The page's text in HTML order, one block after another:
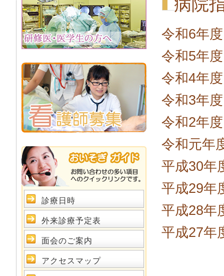
病院
令和6年
令和5年
令和4年
令和3年
令和2年
令和元年
平成30年
平成29年
平成28年
平成27年
診療日時
外来診療予定表
面会のご案内
アクセスマップ